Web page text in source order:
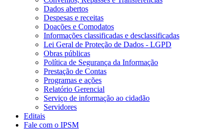
Dados abertos
Despesas e receitas
Doações e Comodatos
Informações classificadas e desclassificadas
Lei Geral de Proteção de Dados - LGPD
Obras públicas
Política de Segurança da Informação
Prestação de Contas
Programas e ações
Relatório Gerencial
Serviço de informação ao cidadão
Servidores
Editais
Fale com o IPSM